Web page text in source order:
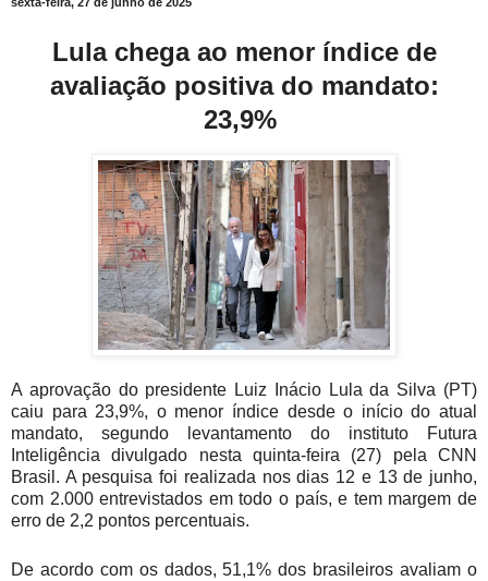
Lula chega ao menor índice de
avaliação positiva do mandato:
23,9%
A aprovação do presidente Luiz Inácio Lula da Silva (PT)
caiu para 23,9%, o menor índice desde o início do atual
mandato, segundo levantamento do instituto Futura
Inteligência divulgado nesta quinta-feira (27) pela CNN
Brasil. A pesquisa foi realizada nos dias 12 e 13 de junho,
com 2.000 entrevistados em todo o país, e tem margem de
erro de 2,2 pontos percentuais.
De acordo com os dados, 51,1% dos brasileiros avaliam o